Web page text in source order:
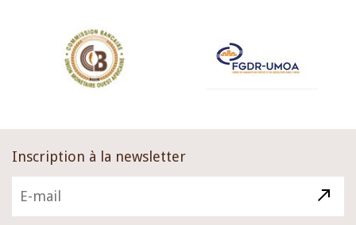
Inscription à la newsletter